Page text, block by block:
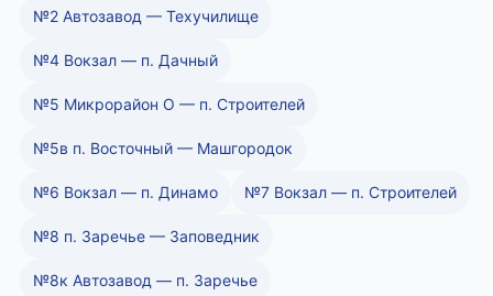
№2 Автозавод — Техучилище
№4 Вокзал — п. Дачный
№5 Микрорайон О — п. Строителей
№5в п. Восточный — Машгородок
№6 Вокзал — п. Динамо №7 Вокзал — п. Строителей
№8 п. Заречье — Заповедник
№8к Автозавод — п. Заречье